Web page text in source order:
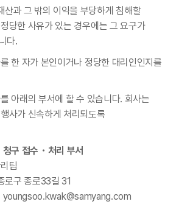
과 그 밖의 이익을 부당하게 침해할
당한 사유가 있는 경우에는 그 요구가
다.
한 자가 본인이거나 정당한 대리인인지를
아래의 부서에 할 수 있습니다. 회사는
사가 신속하게 처리되도록
구 접수・처리 부서
팀
로구 종로33길 31
youngsoo.kwak@samyang.com